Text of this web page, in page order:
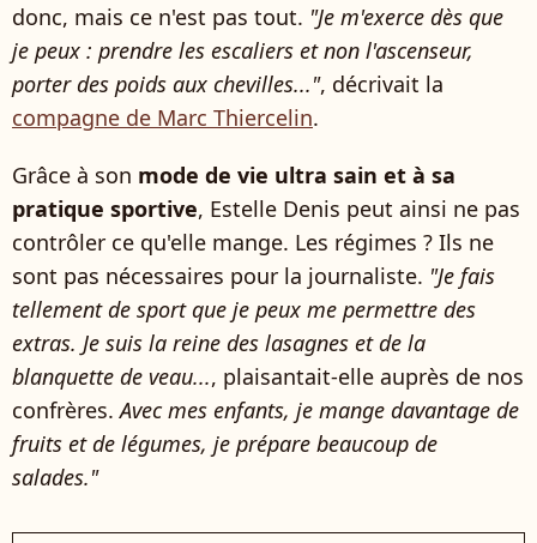
donc, mais ce n'est pas tout. "Je m'exerce dès que
je peux : prendre les escaliers et non l'ascenseur,
porter des poids aux chevilles...", décrivait la
compagne de Marc Thiercelin.
Grâce à son mode de vie ultra sain et à sa
pratique sportive, Estelle Denis peut ainsi ne pas
contrôler ce qu'elle mange. Les régimes ? Ils ne
sont pas nécessaires pour la journaliste. "Je fais
tellement de sport que je peux me permettre des
extras. Je suis la reine des lasagnes et de la
blanquette de veau..., plaisantait-elle auprès de nos
confrères.Avec mes enfants, je mange davantage de
fruits et de légumes, je prépare beaucoup de
salades."